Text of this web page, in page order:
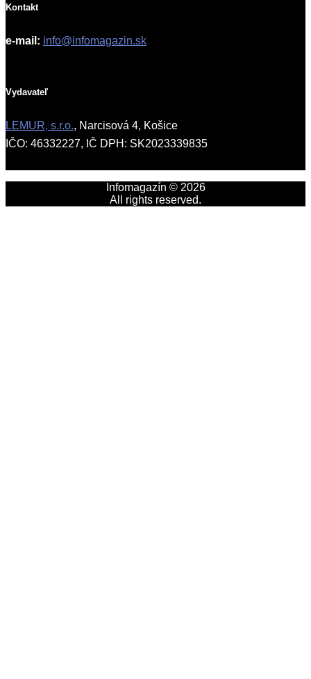
Kontakt
e-mail: info@infomagazin.sk
Vydavateľ
LEMUR, s.r.o., Narcisová 4, Košice
IČO: 46332227, IČ DPH: SK2023339835
Infomagazín © 2026
All rights reserved.